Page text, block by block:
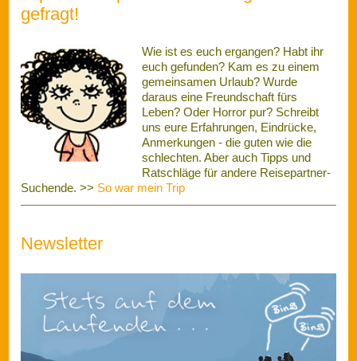
Ob neue Funktionen, besondere Angebote oder, oder . . .
Einfach ”Newsletter” in die Betreffzeile und Ihr steht auf der
Liste >>eintragen
About: Hallo liebe Reiselustige!
Willkommen auf www.reisepartner-
gesucht.de - dem Reisepartner-
Kosten. An dieser Stelle wird es
vielleicht bald ein Editorial geben. Die
Welt und die Art des Reisens
scheinen im Umbruch, genug Anlass also für neue
Sichtweisen und Hintergründiges. Wer uns dabei mit Rat und
Tat oder eigenen Ideen unterstützen will, ist damit stets
willkommen. Jetzt aber: Schöne Urlaubstage, nette Begleiter